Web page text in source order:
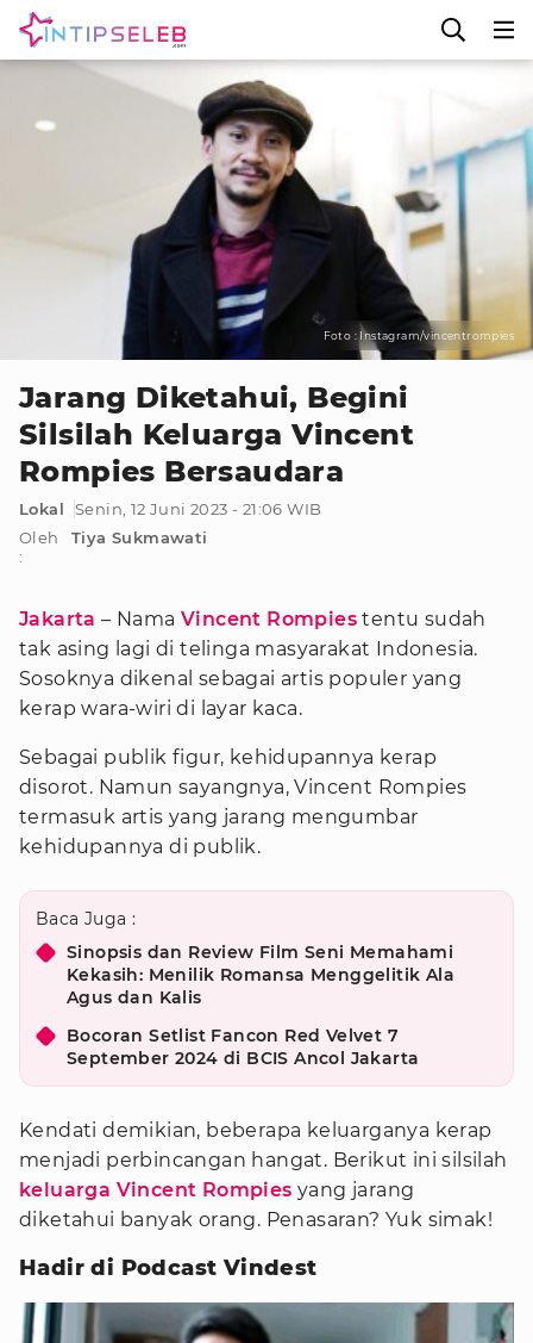
Foto : Instagram/vincentrompies
Jarang Diketahui, Begini
Silsilah Keluarga Vincent
Rompies Bersaudara
Lokal
Senin, 12 Juni 2023 - 21:06 WIB
Oleh
:
Tiya Sukmawati
Jakarta – NamaVincent Rompies tentu sudah
tak asing lagi di telinga masyarakat Indonesia.
Sosoknya dikenal sebagai artis populer yang
kerap wara-wiri di layar kaca.
Sebagai publik figur, kehidupannya kerap
disorot. Namun sayangnya, Vincent Rompies
termasuk artis yang jarang mengumbar
kehidupannya di publik.
Baca Juga :
Sinopsis dan Review Film Seni Memahami
Kekasih: Menilik Romansa Menggelitik Ala
Agus dan Kalis
Bocoran Setlist Fancon Red Velvet 7
September 2024 di BCIS Ancol Jakarta
Kendati demikian, beberapa keluarganya kerap
menjadi perbincangan hangat. Berikut ini silsilah
keluarga Vincent Rompies yang jarang
diketahui banyak orang. Penasaran? Yuk simak!
Hadir di Podcast Vindest